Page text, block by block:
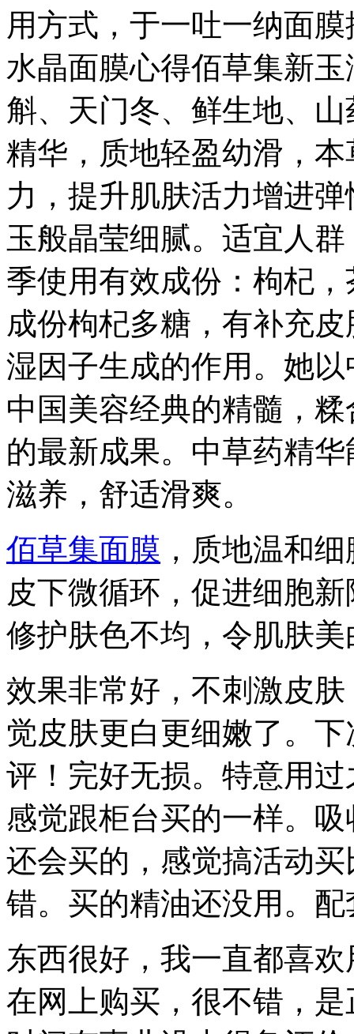
用方式，于一吐一纳面
水晶面膜心得佰草集新
斛、天门冬、鲜生地、
精华，质地轻盈幼滑，
力，提升肌肤活力增进
玉般晶莹细腻。适宜人
季使用有效成份：枸杞
成份枸杞多糖，有补充
湿因子生成的作用。她
中国美容经典的精髓，
的最新成果。中草药精
滋养，舒适滑爽。
佰草集面膜 ，质地温和
皮下微循环，促进细胞
修护肤色不均，令肌肤
效果非常好，不刺激皮
觉皮肤更白更细嫩了。
评！完好无损。特意用
感觉跟柜台买的一样。
还会买的，感觉搞活动
错。买的精油还没用。
东西很好，我一直都喜
在网上购买，很不错，